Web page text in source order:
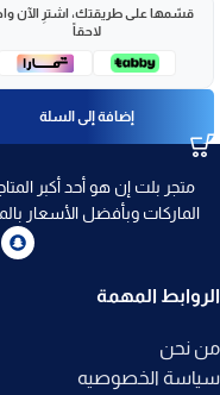
قسّمها على طريقتك، اشترِ الآن
لاحقاً
إضافة إلى السلة
متجر بلت إن هو أحد أكبر
الماركات وبأفضل الأسعار
الروابط المهمة
من نحن
سياسة الخصوصيه